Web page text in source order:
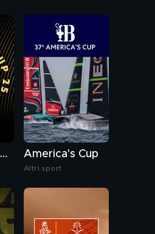
Mondiale per Club FIFA America's Cup
Altri sport